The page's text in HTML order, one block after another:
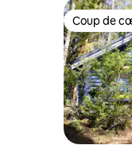
Coup de
Coup de